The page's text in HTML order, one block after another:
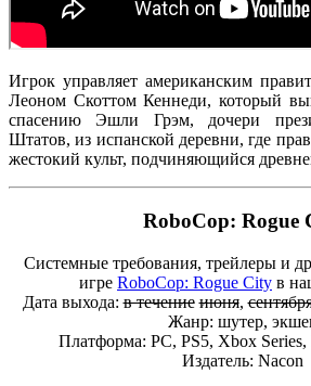
Игрок управляет американским
Леоном Скоттом Кеннеди, который
спасению Эшли Грэм, дочери
Штатов, из испанской деревни, где
жестокий культ, подчиняющийся
RoboCop: Rogue
Системные требования, трейлеры и
игре RoboCop: Rogue City в
Дата выхода:в течение июня,
Жанр: шутер,
Платформа: PC, PS5, Xbox
Издатель: Nacon